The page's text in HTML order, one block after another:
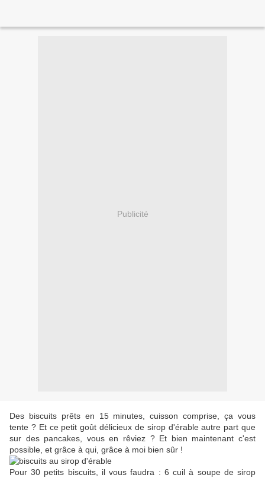
Publicité
Des biscuits prêts en 15 minutes, cuisson comprise, ça vous
tente ? Et ce petit goût délicieux de sirop d'érable autre part que
sur des pancakes, vous en rêviez ? Et bien maintenant c'est
possible, et grâce à qui, grâce à moi bien sûr !
Pour 30 petits biscuits, il vous faudra : 6 cuil à soupe de sirop